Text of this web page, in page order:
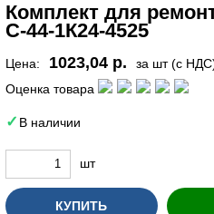
Комплект для
С-44-1К24-4525
Цена: 1023,04 р.
за шт (с
Оценка товара
В наличии
шт
КУПИТЬ